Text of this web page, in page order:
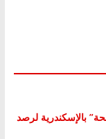
بالإسكندرية لرصد